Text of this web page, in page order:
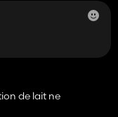
de lait ne